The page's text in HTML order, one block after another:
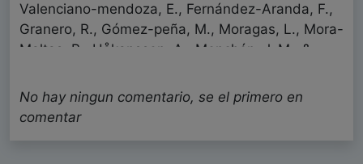
Valenciano-mendoza, E., Fernández-Aranda, F.,
Granero, R., Gómez-peña, M., Moragas, L., Mora-
Maltas, B., Håkansson, A., Menchón, J. M., &
behavior and associated clinical correlates in
patients with behavioral addictions. International
No hay ningun comentario, se el primero en
comentar